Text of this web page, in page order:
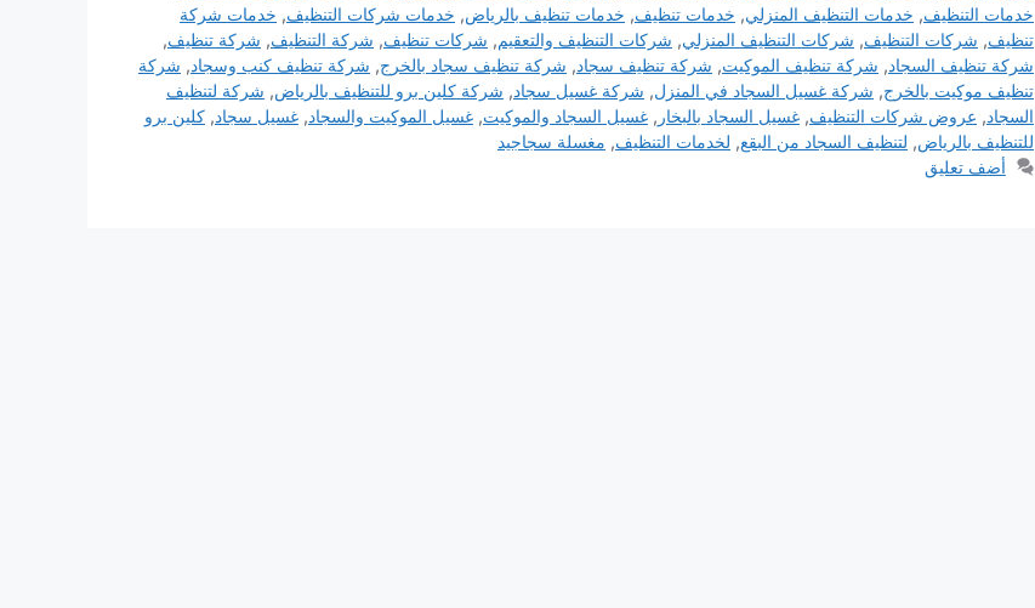
خدمات التنظيف, خدمات التنظيف المنزلي, خدمات تنظيف, خدمات تنظيف بالرياض, خدمات شركات التنظيف, خدمات شركة
تنظيف, شركات التنظيف, شركات التنظيف المنزلي, شركات التنظيف والتعقيم, شركات تنظيف, شركة التنظيف, شركة تنظيف,
شركة تنظيف السجاد, شركة تنظيف الموكيت, شركة تنظيف سجاد, شركة تنظيف سجاد بالخرج, شركة تنظيف كنب وسجاد, شركة
تنظيف موكيت بالخرج, شركة غسيل السجاد في المنزل, شركة غسيل سجاد, شركة كلين برو للتنظيف بالرياض, شركة لتنظيف
السجاد, عروض شركات التنظيف, غسيل السجاد بالبخار , غسيل السجاد والموكيت, غسيل الموكيت والسجاد, غسيل سجاد, كلين برو
للتنظيف بالرياض, لتنظيف السجاد من البقع, لخدمات التنظيف, مغسلة سجاجيد
أضف تعليق